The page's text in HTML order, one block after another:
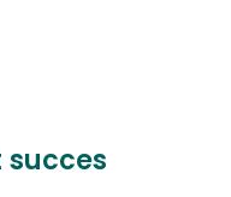
succes